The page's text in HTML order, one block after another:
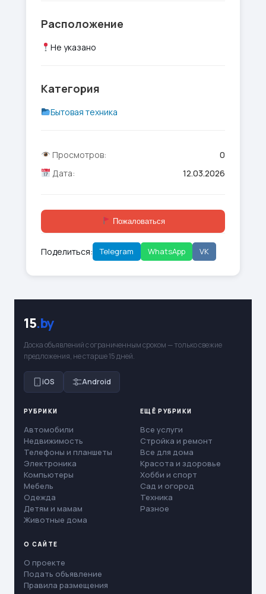
Расположение
Не указано
Категория
Бытовая техника
Просмотров:
0
Дата:
12.03.2026
Пожаловаться
Поделиться: Telegram WhatsApp VK
15.by
Доска объявлений с ограниченным сроком — только свежие
предложения, не старше 15 дней.
iOS Android
РУБРИКИ
Автомобили
Недвижимость
Телефоны и планшеты
Электроника
Компьютеры
Мебель
Одежда
Детям и мамам
Животные дома
ЕЩЁ РУБРИКИ
Все услуги
Стройка и ремонт
Все для дома
Красота и здоровье
Хобби и спорт
Сад и огород
Техника
Разное
О САЙТЕ
О проекте
Подать объявление
Правила размещения